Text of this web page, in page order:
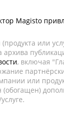
Magisto
или
архива
, включая
или